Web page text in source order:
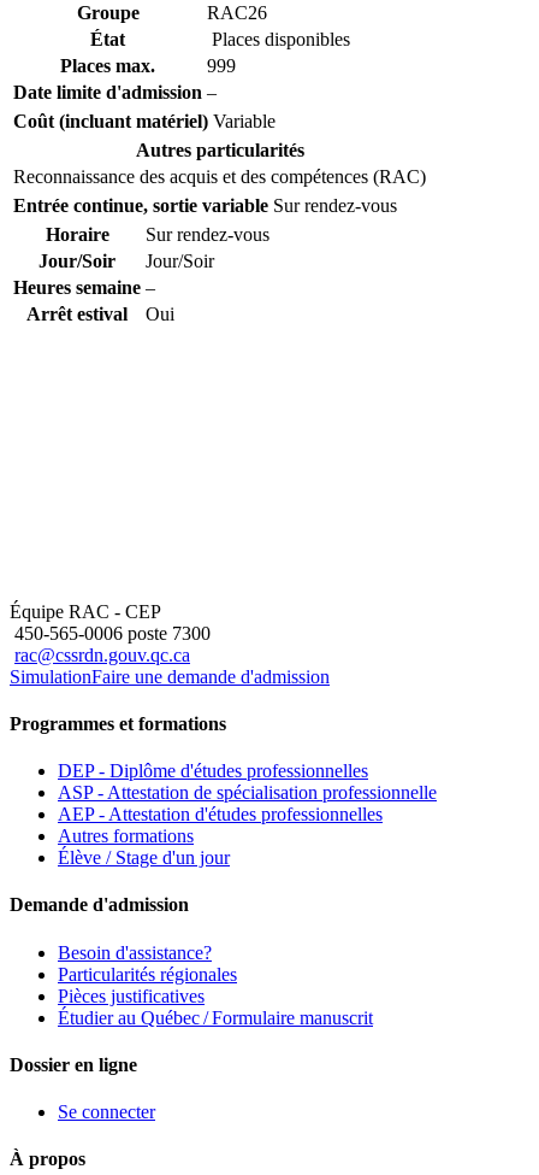
Groupe
RAC26
État
Places disponibles
Places max.
999
Date limite d'admission –
Coût (incluant matériel) Variable
Autres particularités
Reconnaissance des acquis et des compétences (RAC)
Entrée continue, sortie variable Sur rendez-vous
Horaire
Sur rendez-vous
Jour/Soir
Jour/Soir
Heures semaine –
Arrêt estival
Oui
Équipe RAC - CEP
450-565-0006 poste 7300
rac@cssrdn.gouv.qc.ca
SimulationFaire une demande d'admission
Programmes et formations
DEP - Diplôme d'études professionnelles
ASP - Attestation de spécialisation professionnelle
AEP - Attestation d'études professionnelles
Autres formations
Élève / Stage d'un jour
Demande d'admission
Besoin d'assistance?
Particularités régionales
Pièces justificatives
Étudier au Québec / Formulaire manuscrit
Dossier en ligne
Se connecter
À propos